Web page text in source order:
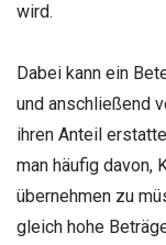
wird.
Dabei kann ein
und anschließend
ihren Anteil
man häufig davon,
übernehmen zu
gleich hohe